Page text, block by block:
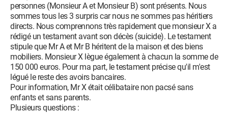
personnes (Monsieur A et Monsieur B) sont présents. Nous
sommes tous les 3 surpris car nous ne sommes pas héritiers
directs. Nous comprennons très rapidement que monsieur X a
rédigé un testament avant son décès (suicide). Le testament
stipule que Mr A et Mr B héritent de la maison et des biens
mobiliers. Monsieur X lègue également à chacun la somme de
150 000 euros. Pour ma part, le testament précise qu'il m'est
légué le reste des avoirs bancaires.
Pour information, Mr X était célibataire non pacsé sans
enfants et sans parents.
Plusieurs questions :